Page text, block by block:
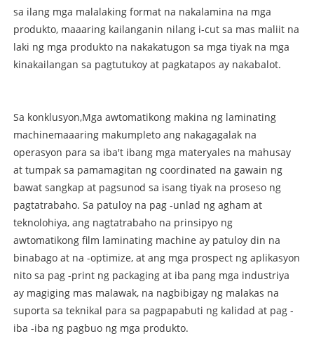
sa ilang mga malalaking format na nakalamina na mga
produkto, maaaring kailanganin nilang i-cut sa mas maliit na
laki ng mga produkto na nakakatugon sa mga tiyak na mga
kinakailangan sa pagtutukoy at pagkatapos ay nakabalot.
Sa konklusyon,Mga awtomatikong makina ng laminating
machinemaaaring makumpleto ang nakagagalak na
operasyon para sa iba't ibang mga materyales na mahusay
at tumpak sa pamamagitan ng coordinated na gawain ng
bawat sangkap at pagsunod sa isang tiyak na proseso ng
pagtatrabaho. Sa patuloy na pag -unlad ng agham at
teknolohiya, ang nagtatrabaho na prinsipyo ng
awtomatikong film laminating machine ay patuloy din na
binabago at na -optimize, at ang mga prospect ng aplikasyon
nito sa pag -print ng packaging at iba pang mga industriya
ay magiging mas malawak, na nagbibigay ng malakas na
suporta sa teknikal para sa pagpapabuti ng kalidad at pag -
iba -iba ng pagbuo ng mga produkto.